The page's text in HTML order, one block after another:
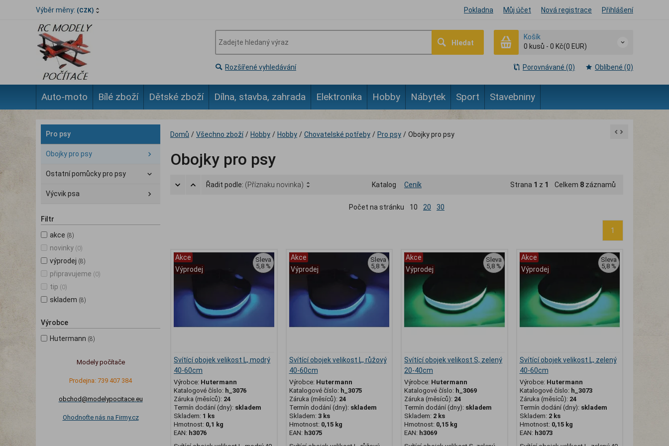
Výběr měny: (CZK) Pokladna Můj účet Nová registrace Přihlášení
Hledat
Košík
0 kusů - 0 Kč(0 EUR)
Rozšířené vyhledávání Porovnávané (0) Oblíbené (0)
Auto-moto Bílé zboží Dětské zboží Dílna, stavba, zahrada Elektronika Hobby Nábytek Sport Stavebniny
Pro psy
Obojky pro psy
Ostatní pomůcky pro psy
Výcvik psa
Filtr
akce (8)
novinky (0)
výprodej (8)
připravujeme (0)
tip (0)
skladem (8)
Výrobce
Hutermann (8)
Modely počítače
Prodejna: 739 407 384
obchod@modelypocitace.eu
Ohodnoťte nás na Firmy.cz
Domů / Všechno zboží / Hobby / Hobby / Chovatelské potřeby / Pro psy / Obojky pro psy
Obojky pro psy
Řadit podle: (Příznaku novinka) Katalog Ceník Strana 1 z 1 Celkem 8 záznamů
Počet na stránku 10 20 30
1
Akce
Výprodej
Sleva
5,8 %
Svítící obojek velikost L, modrý
40-60cm
Výrobce: Hutermann
Katalogové číslo: h_3076
Záruka (měsíců): 24
Termín dodání (dny): skladem
Skladem: 1 ks
Hmotnost: 0,1 kg
EAN: h3076
Akce
Výprodej
Sleva
5,8 %
Svítící obojek velikost L, růžový
40-60cm
Výrobce: Hutermann
Katalogové číslo: h_3075
Záruka (měsíců): 24
Termín dodání (dny): skladem
Skladem: 3 ks
Hmotnost: 0,15 kg
EAN: h3075
Akce
Výprodej
Sleva
5,8 %
Svítící obojek velikost S, zelený
20-40cm
Výrobce: Hutermann
Katalogové číslo: h_3069
Záruka (měsíců): 24
Termín dodání (dny): skladem
Skladem: 2 ks
Hmotnost: 0,15 kg
EAN: h3069
Akce
Výprodej
Sleva
5,8 %
Svítící obojek velikost L, zelený
40-60cm
Výrobce: Hutermann
Katalogové číslo: h_3073
Záruka (měsíců): 24
Termín dodání (dny): skladem
Skladem: 2 ks
Hmotnost: 0,15 kg
EAN: h3073